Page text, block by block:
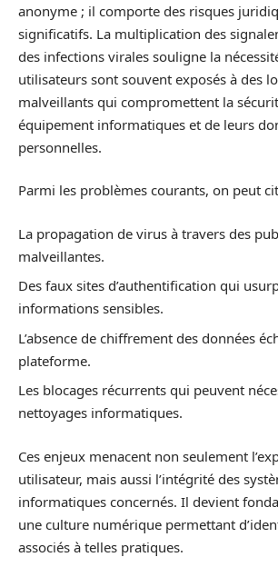
anonyme ; il comporte des risques
significatifs. La multiplication des
des infections virales souligne la
utilisateurs sont souvent exposés à des
malveillants qui compromettent la
équipement informatiques et de leurs
personnelles.
Parmi les problèmes courants, on peut
La propagation de virus à travers des
malveillantes.
Des faux sites d’authentification qui
informations sensibles.
L’absence de chiffrement des données
plateforme.
Les blocages récurrents qui peuvent
nettoyages informatiques.
Ces enjeux menacent non seulement
utilisateur, mais aussi l’intégrité des
informatiques concernés. Il devient
une culture numérique permettant
associés à telles pratiques.